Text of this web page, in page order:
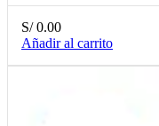
S/0.00
Añadir al carrito